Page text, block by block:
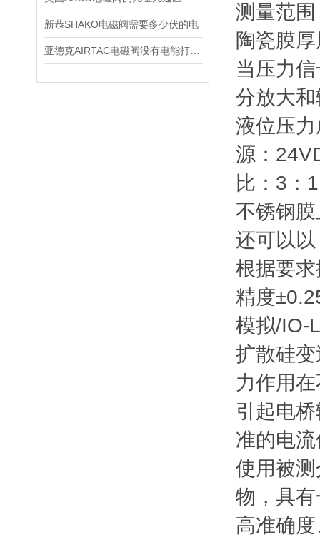
新恭SHAKO电磁阀需要多少伏的电
测量范
陶瓷膜
当压力
分放大
液位压
源：
比：3：
不锈钢
还可以
根据要
精度
模拟/IO-
扩散硅
力作用
引起电
准的电
使用被
物，具
高准确